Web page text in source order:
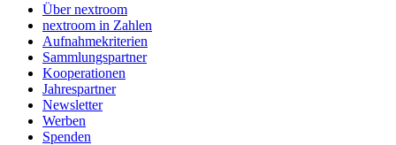
Über nextroom
nextroom in Zahlen
Aufnahmekriterien
Sammlungspartner
Kooperationen
Jahrespartner
Newsletter
Werben
Spenden